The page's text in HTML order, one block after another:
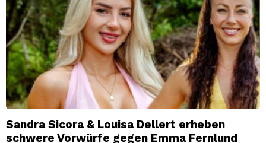
Sandra Sicora & Louisa Dellert erheben
schwere Vorwürfe gegen Emma Fernlund